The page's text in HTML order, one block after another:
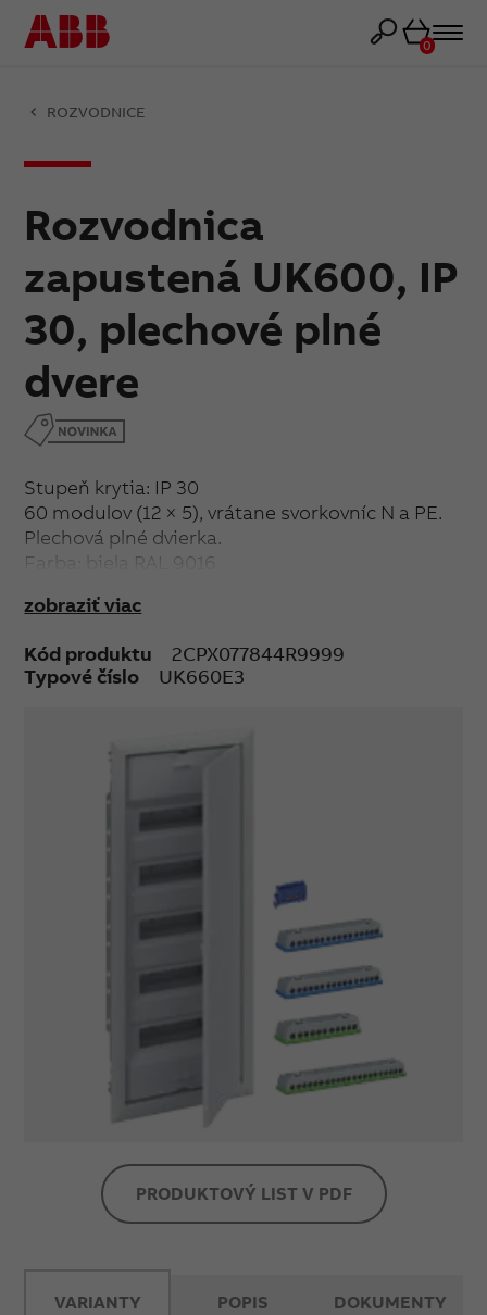
Košík
0
ROZVODNICE
Rozvodnica
zapustená UK600, IP
30, plechové plné
dvere
Stupeň krytia: IP 30
60 modulov (12 × 5), vrátane svorkovníc N a PE.
Plechová plné dvierka.
Farba: biela RAL 9016
zobraziť viac
Kód produktu
2CPX077844R9999
Typové číslo
UK660E3
PRODUKTOVÝ LIST V PDF
VARIANTY POPIS DOKUMENTY